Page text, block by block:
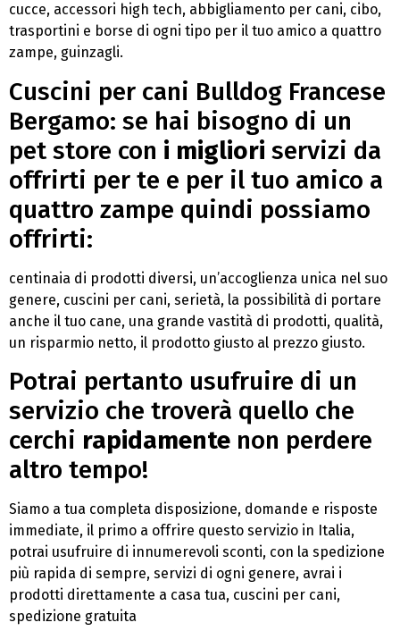
cucce, accessori high tech, abbigliamento per cani, cibo,
trasportini e borse di ogni tipo per il tuo amico a quattro
zampe, guinzagli.
Cuscini per cani Bulldog Francese
Bergamo: se hai bisogno di un
pet store con i migliori servizi da
offrirti per te e per il tuo amico a
quattro zampe quindi possiamo
offrirti:
centinaia di prodotti diversi, un’accoglienza unica nel suo
genere, cuscini per cani, serietà, la possibilità di portare
anche il tuo cane, una grande vastità di prodotti, qualità,
un risparmio netto, il prodotto giusto al prezzo giusto.
Potrai pertanto usufruire di un
servizio che troverà quello che
cerchi rapidamente non perdere
altro tempo!
Siamo a tua completa disposizione, domande e risposte
immediate, il primo a offrire questo servizio in Italia,
potrai usufruire di innumerevoli sconti, con la spedizione
più rapida di sempre, servizi di ogni genere, avrai i
prodotti direttamente a casa tua, cuscini per cani,
spedizione gratuita